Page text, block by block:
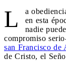
L
a
en esta
nadie
compromiso
san Francisco de
de Cristo, el